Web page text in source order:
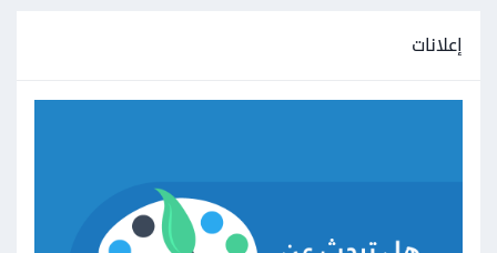
إعلانات